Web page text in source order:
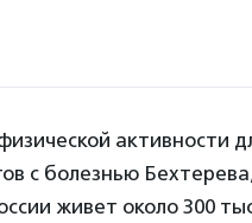
активности
с болезнью
живет около 300